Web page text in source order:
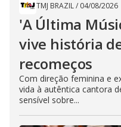
TMJ BRAZIL/ 04/08/2026
'A Última
vive história
recomeços
Com direção feminina e
vida à autêntica cantora
sensível sobre...